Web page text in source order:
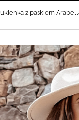
z paskiem